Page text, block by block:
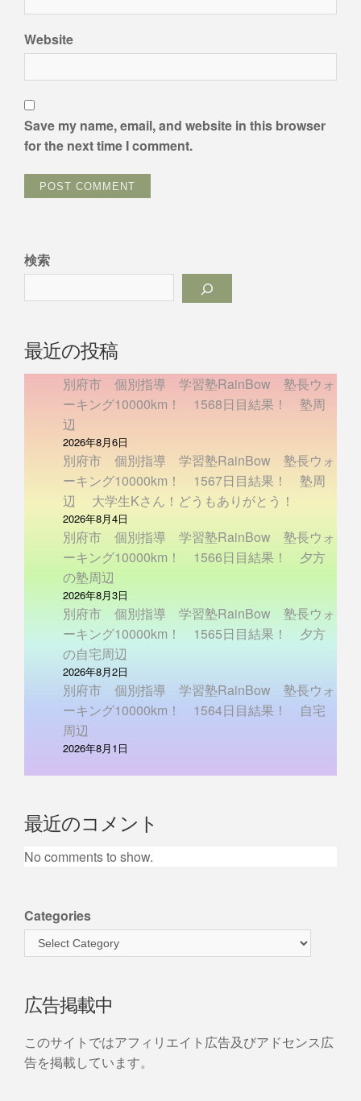
Website
Save my name, email, and website in this browser
for the next time I comment.
検索
最近の投稿
別府市 個別指導 学習塾RainBow 塾長ウォ
ーキング10000km！ 1568日目結果！ 塾周
辺
2026年8月6日
別府市 個別指導 学習塾RainBow 塾長ウォ
ーキング10000km！ 1567日目結果！ 塾周
辺 大学生Kさん！どうもありがとう！
2026年8月4日
別府市 個別指導 学習塾RainBow 塾長ウォ
ーキング10000km！ 1566日目結果！ 夕方
の塾周辺
2026年8月3日
別府市 個別指導 学習塾RainBow 塾長ウォ
ーキング10000km！ 1565日目結果！ 夕方
の自宅周辺
2026年8月2日
別府市 個別指導 学習塾RainBow 塾長ウォ
ーキング10000km！ 1564日目結果！ 自宅
周辺
2026年8月1日
最近のコメント
No comments to show.
Categories
広告掲載中
このサイトではアフィリエイト広告及びアドセンス広
告を掲載しています。